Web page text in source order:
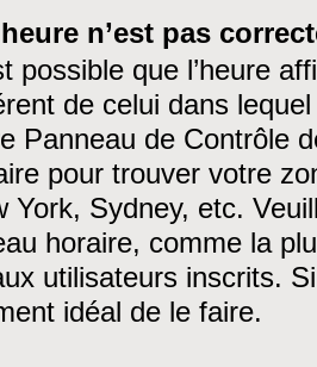
n’est pas
possible que l’heure
de celui dans
Panneau de Contrôle
pour trouver votre
York, Sydney, etc.
horaire, comme la
utilisateurs inscrits.
idéal de le faire.